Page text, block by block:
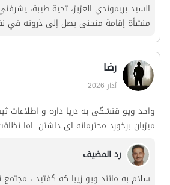
السيد بریموندي العزيز، تحية طيبة،
منشأة إقامة منحنى يصل إلى ذروته في
في نقطة أخرى بسبب التكاليف المرتفعة
تُمنح قروض ميسرة ومنقذة. في الوقت
فاحش وسياحة ضئيلة. نحن نأمل في
حاليًا بخسارة. نرجو دعواتكم، وشكرًا جزيلاً
رضا
آذار 2026
واحد ویو قنشگی به دریا داره و اطلاعات
میزبان برخورد محترمانه ای داشتن. اما
به نظرم با توجه بیشتر به نظافت پتانسیل
درمجموع سفر خوبی برامون بود. باتشکر
رد المضيف
سلام به مانند ویو زیبا که گفتید ،